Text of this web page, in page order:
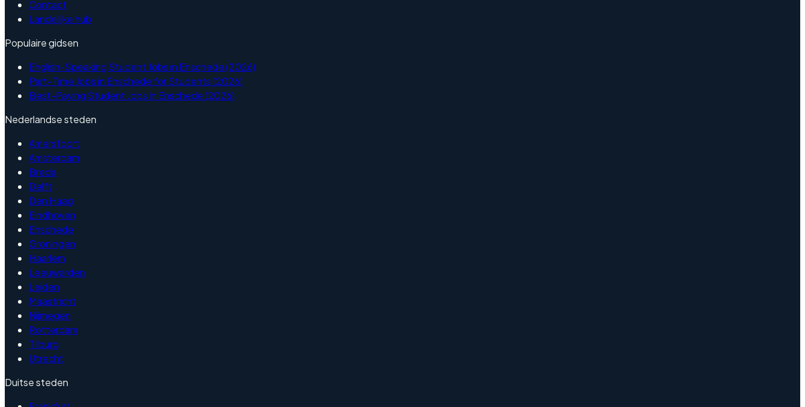
Contact
Landelijke hub
Populaire gidsen
English-Speaking Student Jobs in Enschede (2026)
Part-Time Jobs in Enschede for Students (2026)
Best-Paying Student Jobs in Enschede (2026)
Nederlandse steden
Amersfoort
Amsterdam
Breda
Delft
Den Haag
Eindhoven
Enschede
Groningen
Haarlem
Leeuwarden
Leiden
Maastricht
Nijmegen
Rotterdam
Tilburg
Utrecht
Duitse steden